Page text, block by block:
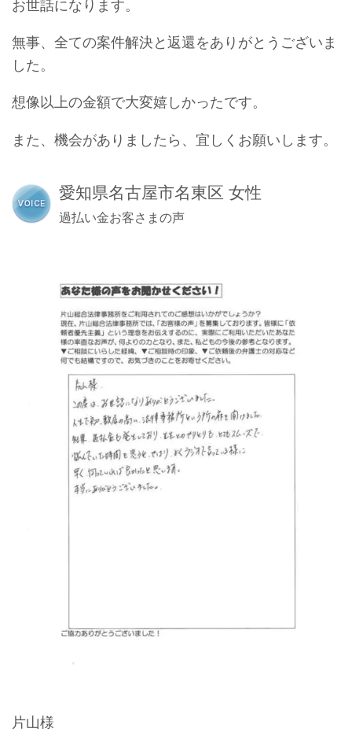
お世話になります。
無事、全ての案件解決と返還をありがとうございま
した。
想像以上の金額で大変嬉しかったです。
また、機会がありましたら、宜しくお願いします。
愛知県名古屋市名東区 女性
過払い金お客さまの声
片山様